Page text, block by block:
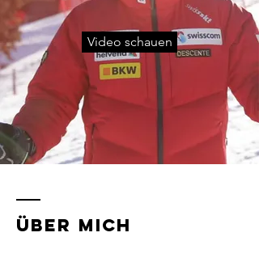
Video schauen
über mich